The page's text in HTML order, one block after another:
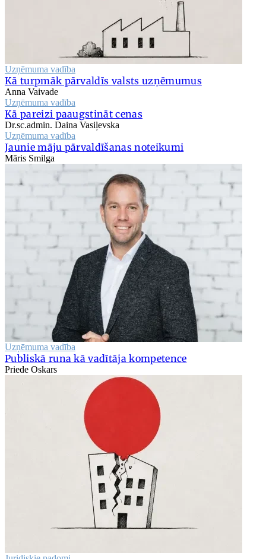
Uzņēmuma vadība
Kā turpmāk pārvaldīs valsts uzņēmumus
Anna Vaivade
Uzņēmuma vadība
Kā pareizi paaugstināt cenas
Dr.sc.admin. Daina Vasiļevska
Uzņēmuma vadība
Jaunie māju pārvaldīšanas noteikumi
Māris Smilga
Uzņēmuma vadība
Publiskā runa kā vadītāja kompetence
Priede Oskars